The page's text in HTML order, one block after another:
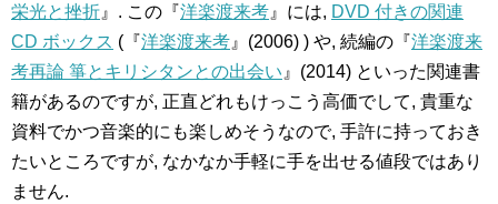
栄光と挫折 』. この『洋楽渡来考 』には, DVD 付きの関連
CD ボックス (『洋楽渡来考 』(2006) ) や, 続編の『洋楽渡来
考再論 箏とキリシタンとの出会い 』(2014) といった関連書
籍があるのですが, 正直どれもけっこう高価でして, 貴重な
資料でかつ音楽的にも楽しめそうなので, 手許に持っておき
たいところですが, なかなか手軽に手を出せる値段ではあり
ません.